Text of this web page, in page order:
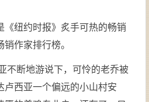
《纽约时报》炙手可热的畅销
作家排行榜。
不断地游说下，可怜的老乔被
卢西亚一个偏远的小山村安